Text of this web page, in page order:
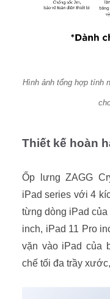
Hình ảnh tổng hợp tính
Thiết kế hoàn
Ốp lưng ZAGG
iPad series với 4
từng dòng iPad của
inch, iPad 11 Pro
vặn vào iPad của
chế tối đa trầy